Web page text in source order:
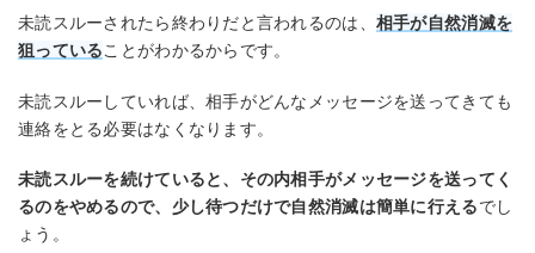
未読スルーされたら終わりだと言われるのは、 相手が自然消滅を
狙っていることがわかるからです。
未読スルーしていれば、相手がどんなメッセージを送ってきても
連絡をとる必要はなくなります。
未読スルーを続けていると、その内相手がメッセージを送ってく
るのをやめるので、少し待つだけで自然消滅は簡単に行えるでし
ょう。